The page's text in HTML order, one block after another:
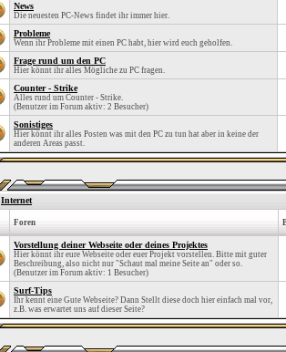
News
Die neuesten PC-News findet ihr immer hier.
Probleme
Wenn ihr Probleme mit einen PC habt, hier wird euch geholfen.
Frage rund um den PC
Hier könnt ihr alles Mögliche zu PC fragen.
Counter - Strike
Alles rund um Counter - Strike.
(Benutzer im Forum aktiv: 2 Besucher)
Sonistiges
Hier könnt ihr alles Posten was mit den PC zu tun hat aber in keine der
anderen Areas passt.
Internet
Foren
Vorstellung deiner Webseite oder deines Projektes
Hier könnt ihr eure Webseite oder euer Projekt vorstellen. Bitte mit guter
Beschreibung, also nicht nur "Schaut mal meine Seite an" oder so.
(Benutzer im Forum aktiv: 1 Besucher)
Surf-Tips
Ihr kennt eine Gute Webseite? Dann Stellt diese doch hier einfach mal vor,
z.B. was erwartet uns auf dieser Seite?